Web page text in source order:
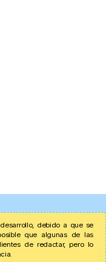
debido a que se
que algunas de las
de redactar, pero lo